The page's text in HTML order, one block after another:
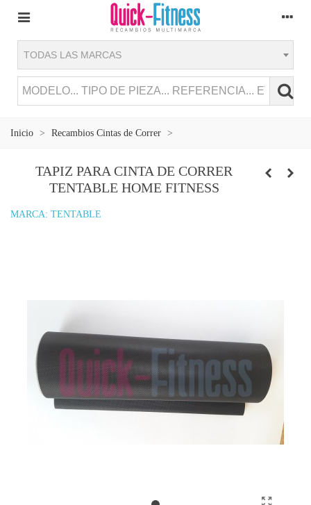
TODAS LAS MARCAS
Inicio > Recambios Cintas de Correr >
TAPIZ PARA CINTA DE CORRER
TENTABLE HOME FITNESS
MARCA: TENTABLE